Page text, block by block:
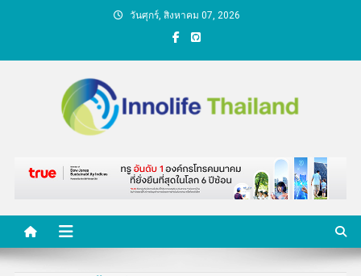
วันศุกร์, สิงหาคม 07, 2026
คนกับความคิด ชีวิตกับ
นวัตกรรม